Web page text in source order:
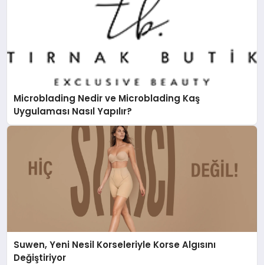
Microblading Nedir ve Microblading Kaş
Uygulaması Nasıl Yapılır?
Suwen, Yeni Nesil Korseleriyle Korse Algısını
Değiştiriyor